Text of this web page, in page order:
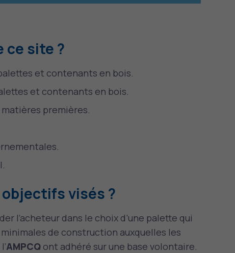
ce site ?
et contenants en bois.
et contenants en bois.
premières.
visés ?
l’acheteur dans le choix d’une palette qui
de construction auxquelles les
AMPCQont adhéré sur une base volontaire.